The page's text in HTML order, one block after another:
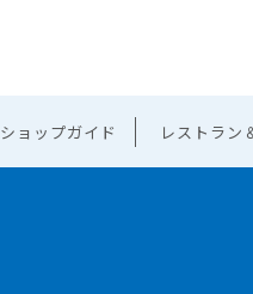
ショップガイド レストラン